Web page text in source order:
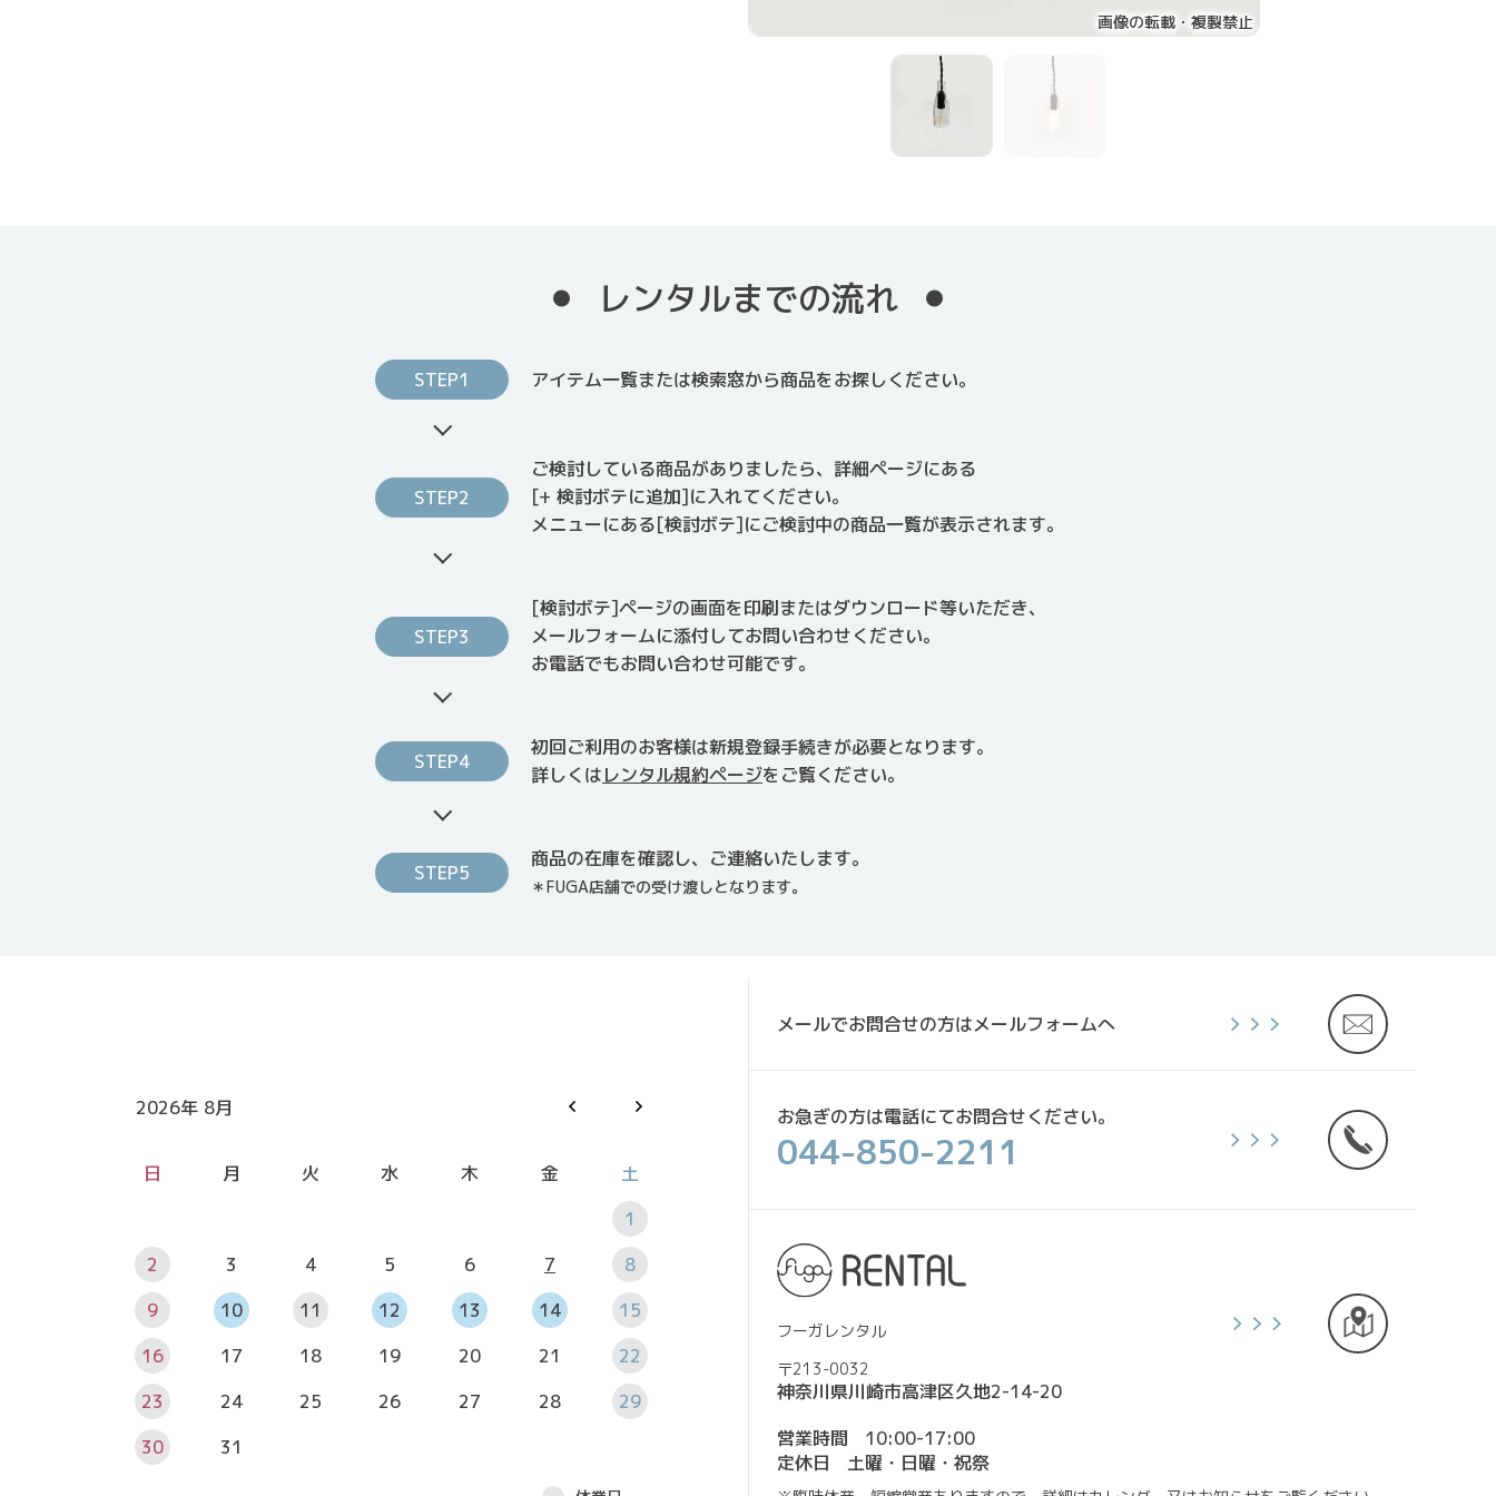
レンタルまでの流れ
STEP1 アイテム一覧または検索窓から商品をお探しください。
STEP2
ご検討している商品がありましたら、詳細ページにある
[+ 検討ボテに追加]に入れてください。
メニューにある[検討ボテ]にご検討中の商品一覧が表示されます。
STEP3
[検討ボテ]ページの画面を印刷またはダウンロード等いただき、
メールフォームに添付してお問い合わせください。
お電話でもお問い合わせ可能です。
STEP4
初回ご利用のお客様は新規登録手続きが必要となります。
詳しくはレンタル規約ページをご覧ください。
STEP5
商品の在庫を確認し、ご連絡いたします。
＊FUGA店舗での受け渡しとなります。
2026年 8月
日 月 火 水 木 金
土
1
2
3 4 5 6 7
8
9
10 11 12 13 14
15
16
17 18 19 20 21
22
23
24 25 26 27 28
29
30
31
メールでお問合せの方はメールフォームへ
お急ぎの方は電話にてお問合せください。
044-850-2211
フーガレンタル
〒213-0032
神奈川県川崎市高津区久地2-14-20
営業時間
10:00-17:00
定休日
土曜・日曜・祝祭